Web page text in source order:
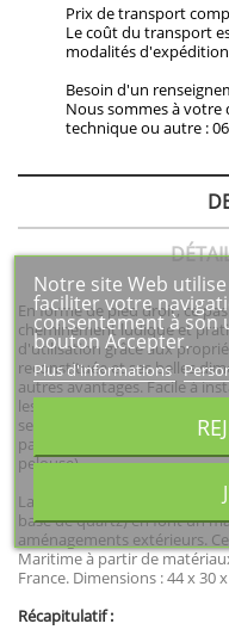
Prix de transport
Le coût du transport
modalités
Besoin d'un
Nous sommes à
technique ou autre :
En forme de pied droit, ce
cheminement ludique et
d'utilisation grâce aux
reconstituée et ses belles
autres avantages. Facile à
les uns après les autres
sentiers distincts dans votre
pas laissent la part belle à la
pelouse).
La dureté et la résistance au
base de quartz) en font un
aménagements extérieurs.
Maritime à partir de
France. Dimensions : 44 x 30
Récapitulatif :
Notre site Web
faciliter votre
consentement à son
bouton Accepter.
Plus d'informations